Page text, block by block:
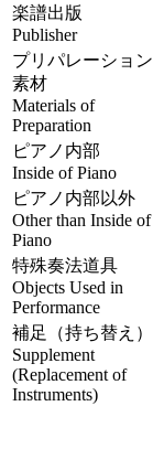
楽譜出版
Publisher
プリパレーション
素材
Materials of
Preparation
ピアノ内部
Inside of Piano
ピアノ内部以外
Other than Inside of
Piano
特殊奏法道具
Objects Used in
Performance
補足（持ち替え）
Supplement
(Replacement of
Instruments)